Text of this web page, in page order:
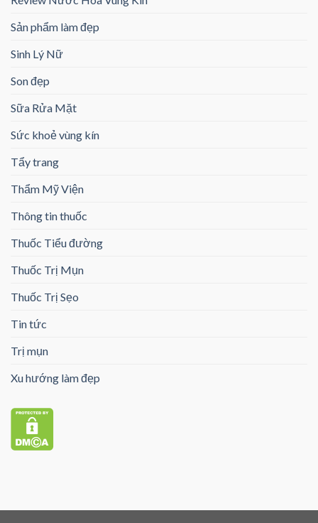
Sản phẩm làm đẹp
Sinh Lý Nữ
Son đẹp
Sữa Rửa Mặt
Sức khoẻ vùng kín
Tẩy trang
Thẩm Mỹ Viện
Thông tin thuốc
Thuốc Tiểu đường
Thuốc Trị Mụn
Thuốc Trị Sẹo
Tin tức
Trị mụn
Xu hướng làm đẹp